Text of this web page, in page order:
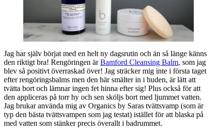
Jag har själv börjat med en helt ny dagsrutin och än så länge känns
den riktigt bra! Rengöringen ärBamford Cleansing Balm, som jag
blev så positivt överraskad över! Jag sträcker mig inte i första taget
efter rengöringsbalms men den här smälter in i huden, är lätt att
tvätta bort och lämnar ingen fet hinna efter sig! Plus också för att
den appliceras på torr hy och sen sköljs bort med ljummet vatten.
Jag brukar använda mig av Organics by Saras tvättsvamp (som är
typ den bästa tvättsvampen som jag testat) istället för att blaska på
med vatten som stänker precis överallt i badrummet.